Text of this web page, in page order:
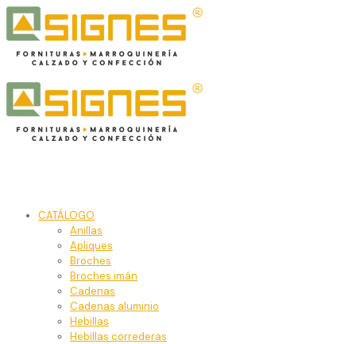
CATÁLOGO
Anillas
Apliques
Broches
Broches imán
Cadenas
Cadenas aluminio
Hebillas
Hebillas correderas